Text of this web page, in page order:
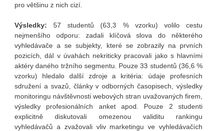
pro většinu z nich cizí.
Výsledky: 57 studentů (63,3 % vzorku) volilo cestu
nejmenšího odporu: zadali klíčová slova do některého
vyhledávače a se subjekty, které se zobrazily na prvních
pozicích, dál v úvahách nekriticky pracovali jako s hlavními
aktéry daného tržního segmentu. Pouze 33 studentů (36,6 %
vzorku) hledalo další zdroje a kritéria: údaje profesních
sdružení a svazů, články v odborných časopisech, výsledky
monitoringu návštěvnosti webových stran uvažovaných firem,
výsledky profesionálních anket apod. Pouze 2 studenti
explicitně diskutovali omezenou validitu rankingu
vyhledávačů a zvažovali vliv marketingu ve vyhledávačích